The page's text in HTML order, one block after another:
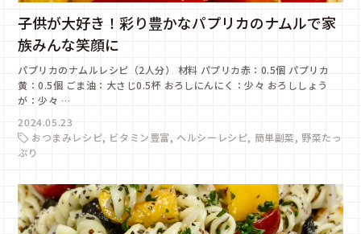
子供が大好き！彩り豊かなパプリカのナムルで家
族みんな笑顔に
パプリカのナムルレシピ（2人分） 材料 パプリカ赤：0.5個 パプリカ
黄：0.5個 ごま油：大さじ0.5杯 おろしにんにく：少々 おろししょう
が：少々 …
2024.05.23
おつまみレシピ ビタミン豊富 ヘルシーレシピ 簡単副菜
野菜たっ
ぷり